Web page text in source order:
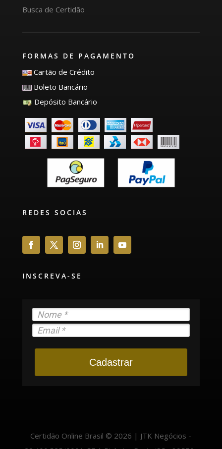
Busca de Certidão
FORMAS DE PAGAMENTO
Cartão de Crédito
Boleto Bancário
Depósito Bancário
REDES SOCIAS
INSCREVA-SE
Cadastrar
Certidão Online Brasil © 2026 | JTK Negócios -